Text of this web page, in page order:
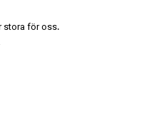
stora för oss.